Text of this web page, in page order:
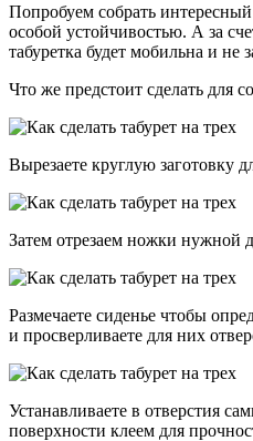
Попробуем собрать
особой устойчивостью. А за
табуретка будет мобильна и не
Что же предстоит сделать для
Вырезаете круглую заготовку
Затем отрезаем ножки нужной
Размечаете сиденье чтобы
и просверливаете для них
Устанавливаете в отверстия
поверхности клеем для